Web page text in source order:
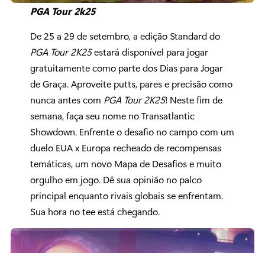
PGA Tour 2k25
De 25 a 29 de setembro, a edição Standard do
PGA Tour 2K25estará disponível para jogar
gratuitamente como parte dos Dias para Jogar
de Graça. Aproveite putts, pares e precisão como
nunca antes com PGA Tour 2K25! Neste fim de
semana, faça seu nome no Transatlantic
Showdown. Enfrente o desafio no campo com um
duelo EUA x Europa recheado de recompensas
temáticas, um novo Mapa de Desafios e muito
orgulho em jogo. Dê sua opinião no palco
principal enquanto rivais globais se enfrentam.
Sua hora no tee está chegando.